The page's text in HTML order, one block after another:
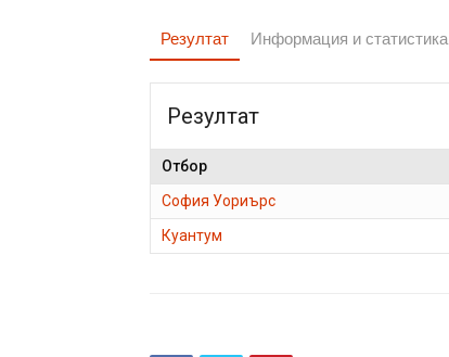
Резултат Информация и статистика
Резултат
Отбор
София Уориърс
Куантум